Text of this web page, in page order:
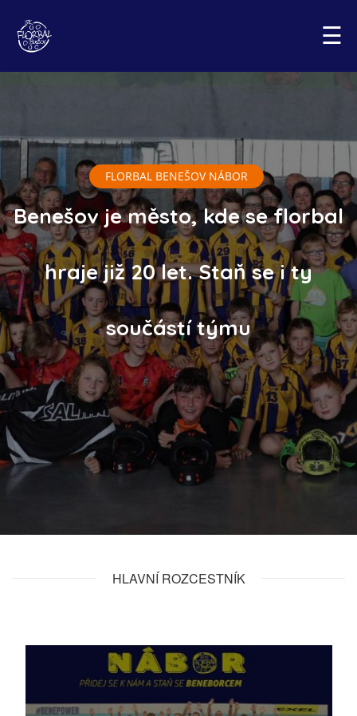
☰
FLORBAL BENEŠOV NÁBOR
Benešov je město, kde se florbal
hraje již 20 let. Staň se i ty
součástí týmu
HLAVNÍ ROZCESTNÍK